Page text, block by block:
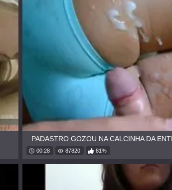
PADASTRO GOZOU NA CALCINHA DA
00:28 87820 81%